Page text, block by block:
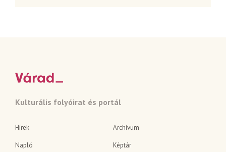
Kulturális folyóirat és portál
Hírek
Napló
Archívum
Képtár